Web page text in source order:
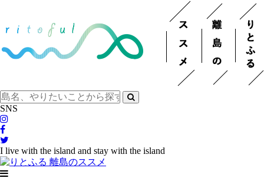
SNS
I live with the island and stay with the island